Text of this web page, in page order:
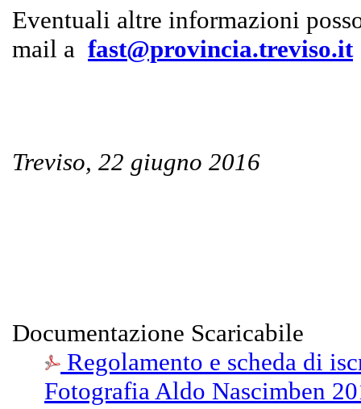
Eventuali altre informazioni
mail a fast@provincia.treviso.it
Treviso, 22 giugno 2016
Documentazione Scaricabile
Regolamento e scheda di
Fotografia Aldo Nascimben